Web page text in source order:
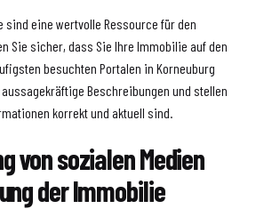
eine wertvolle Ressource für den
Sie sicher, dass Sie Ihre Immobilie auf den
besuchten Portalen in Korneuburg
Beschreibungen und stellen
korrekt und aktuell sind.
von sozialen Medien
der Immobilie